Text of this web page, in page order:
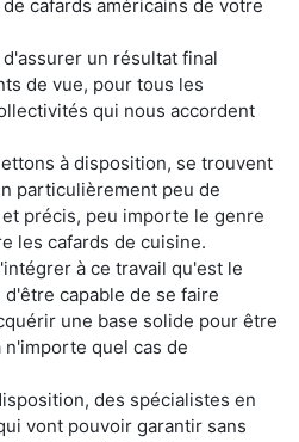
cafards américains de votre
un résultat final
de vue, pour tous les
qui nous accordent
à disposition, se trouvent
particulièrement peu de
précis, peu importe le genre
les cafards de cuisine.
à ce travail qu'est le
capable de se faire
une base solide pour être
quel cas de
des spécialistes en
vont pouvoir garantir sans